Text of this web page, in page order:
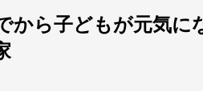
から子どもが元気に